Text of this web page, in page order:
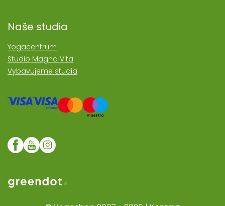
Naše studia
Yogacentrum
Studio Magna Vita
Vybavujeme studia
Web realozoval Greendot